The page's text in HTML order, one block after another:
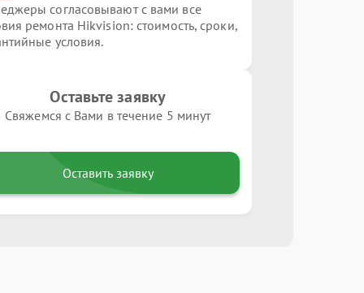
согласовывают с вами все
ремонта Hikvision: стоимость, сроки,
условия.
Оставьте заявку
Свяжемся с Вами в течение 5 минут
Оставить заявку